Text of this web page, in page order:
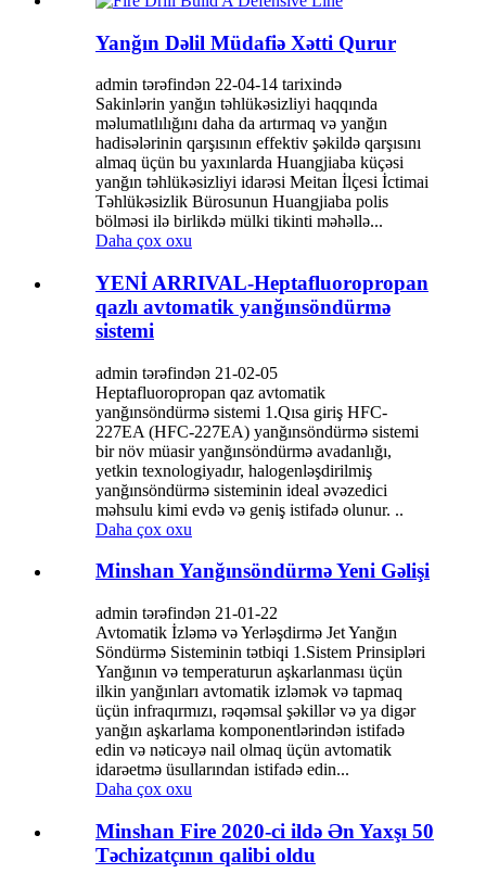
Yanğın Dəlil Müdafiə Xətti Qurur
admin tərəfindən 22-04-14 tarixində
Sakinlərin yanğın təhlükəsizliyi haqqında
məlumatlılığını daha da artırmaq və yanğın
hadisələrinin qarşısının effektiv şəkildə qarşısını
almaq üçün bu yaxınlarda Huangjiaba küçəsi
yanğın təhlükəsizliyi idarəsi Meitan İlçesi İctimai
Təhlükəsizlik Bürosunun Huangjiaba polis
bölməsi ilə birlikdə mülki tikinti məhəllə...
Daha çox oxu
YENİ ARRIVAL-Heptafluoropropan
qazlı avtomatik yanğınsöndürmə
sistemi
admin tərəfindən 21-02-05
Heptafluoropropan qaz avtomatik
yanğınsöndürmə sistemi 1.Qısa giriş HFC-
227EA (HFC-227EA) yanğınsöndürmə sistemi
bir növ müasir yanğınsöndürmə avadanlığı,
yetkin texnologiyadır, halogenləşdirilmiş
yanğınsöndürmə sisteminin ideal əvəzedici
məhsulu kimi evdə və geniş istifadə olunur. ..
Daha çox oxu
Minshan Yanğınsöndürmə Yeni Gəlişi
admin tərəfindən 21-01-22
Avtomatik İzləmə və Yerləşdirmə Jet Yanğın
Söndürmə Sisteminin tətbiqi 1.Sistem Prinsipləri
Yanğının və temperaturun aşkarlanması üçün
ilkin yanğınları avtomatik izləmək və tapmaq
üçün infraqırmızı, rəqəmsal şəkillər və ya digər
yanğın aşkarlama komponentlərindən istifadə
edin və nəticəyə nail olmaq üçün avtomatik
idarəetmə üsullarından istifadə edin...
Daha çox oxu
Minshan Fire 2020-ci ildə Ən Yaxşı 50
Təchizatçının qalibi oldu